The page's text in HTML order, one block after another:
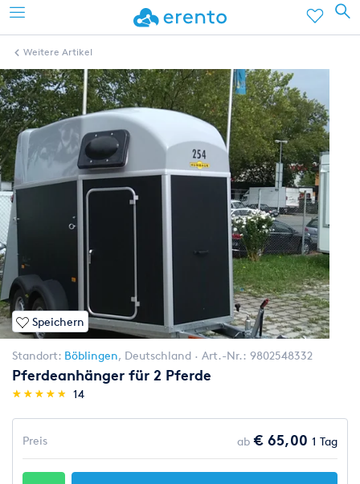
Weitere Artikel
Speichern
Standort: Böblingen, Deutschland Art.-Nr.: 9802548332
Pferdeanhänger für 2 Pferde
(*)
★
★
(*)★
★
(*) ★
★
(*) ★
★
(*) ★
★ 14
Preis ab € 65,00 1 Tag